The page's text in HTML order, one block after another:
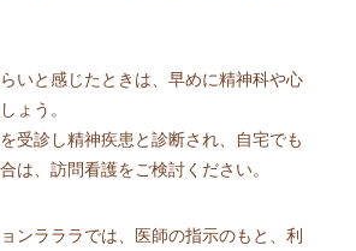
いと感じたときは、早めに精神科や心
ょう。
受診し精神疾患と診断され、自宅でも
は、訪問看護をご検討ください。
ンラララでは、医師の指示のもと、利